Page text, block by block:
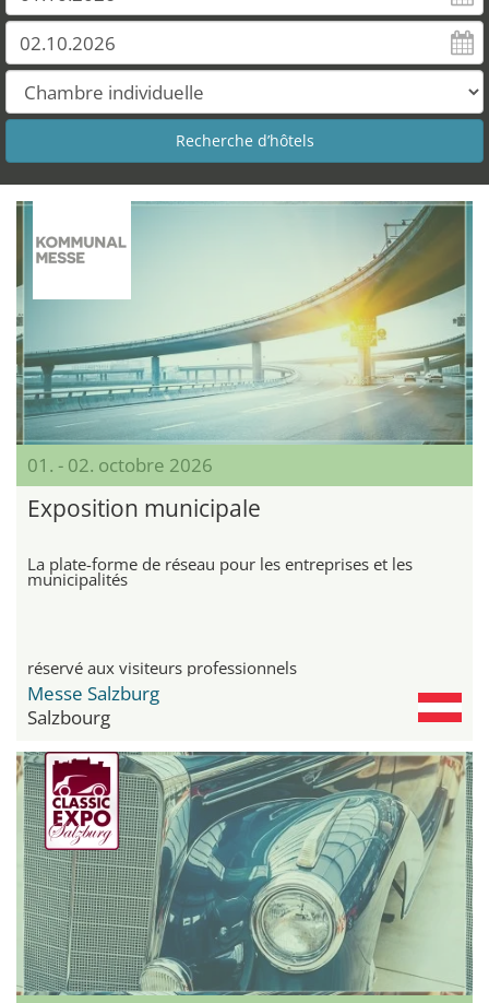
01. - 02. octobre 2026
Exposition municipale
La plate-forme de réseau pour les entreprises et les
municipalités
réservé aux visiteurs professionnels
Messe Salzburg
Salzbourg